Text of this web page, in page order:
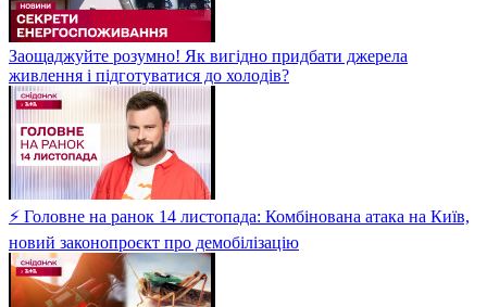
Заощаджуйте розумно! Як вигідно придбати джерела
живлення і підготуватися до холодів?
⚡ Головне на ранок 14 листопада: Комбінована атака на Київ,
новий законопроєкт про демобілізацію